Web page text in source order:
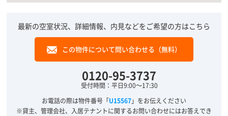
最新の空室状況、詳細情報、内見などをご希望の方はこちら
この物件について問い合わせる（無料）
0120-95-3737
受付時間：平日9:00～17:30
お電話の際は物件番号「U15567」をお伝えください
※貸主、管理会社、入居テナントに関するお問い合わせにはお答えでき